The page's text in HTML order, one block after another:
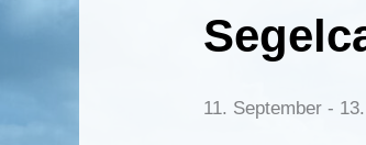
11. September -